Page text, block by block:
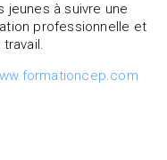
jeunes à suivre une
professionnelle et